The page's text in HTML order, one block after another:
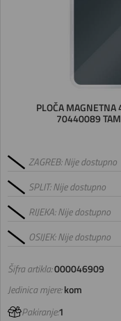
PLOČA MAGNETNA
70440089
Šifra artikla:000046909
ZAGREB: Nije dostupno
SPLIT: Nije dostupno
RIJEKA: Nije dostupno
OSIJEK: Nije dostupno
Jedinica mjere:kom
Pakiranje:1